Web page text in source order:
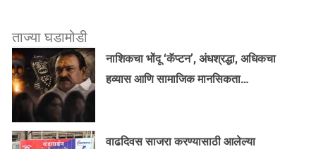
ताज्या घडामोडी
नाशिकचा भोंदू ‘कॅप्टन’, अंधश्रद्धा, अधिकचा
हव्यास आणि सामाजिक मानसिकता…
वाढदिवस साजरा करण्यासाठी आलेल्या